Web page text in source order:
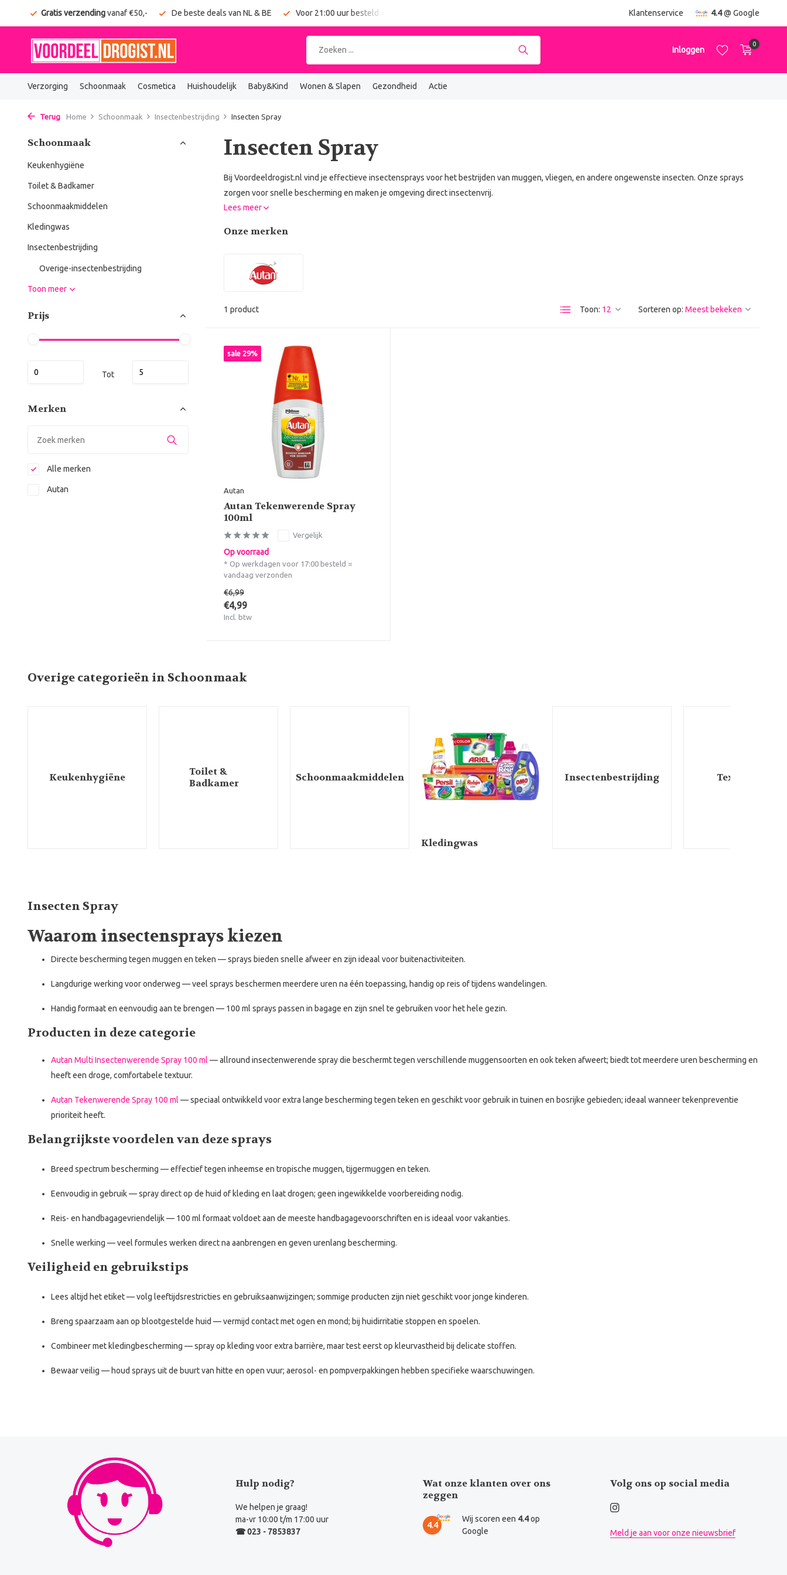
Gratis verzendingvanaf €50,- De beste deals van NL & BE Voor 21:00 uur besteld = vandaag verzonden Klantenservice 4.4@ Google
Inloggen
0
Verzorging Schoonmaak Cosmetica Huishoudelijk Baby&Kind Wonen & Slapen Gezondheid Actie
Terug Home Schoonmaak Insectenbestrijding Insecten Spray
Schoonmaak
Keukenhygiëne
Toilet & Badkamer
Schoonmaakmiddelen
Kledingwas
Insectenbestrijding
Overige-insectenbestrijding
Toon meer
Prijs
Tot
Merken
Alle merken
Autan
Insecten Spray
Bij Voordeeldrogist.nl vind je effectieve insectensprays voor het bestrijden van muggen, vliegen, en andere ongewenste insecten. Onze sprays
zorgen voor snelle bescherming en maken je omgeving direct insectenvrij.
Lees meer
Onze merken
1 product Toon: Sorteren op:
sale 29%
Autan
Autan Tekenwerende Spray
100ml
Vergelijk
Op voorraad
* Op werkdagen voor 17:00 besteld =
vandaag verzonden
€6,99
€4,99
Incl. btw
Overige categorieën in Schoonmaak
Keukenhygiëne
Toilet &
Badkamer
Schoonmaakmiddelen
Kledingwas
Insectenbestrijding Textielverf
Insecten Spray
Waarom insectensprays kiezen
Directe bescherming tegen muggen en teken — sprays bieden snelle afweer en zijn ideaal voor buitenactiviteiten.
Langdurige werking voor onderweg — veel sprays beschermen meerdere uren na één toepassing, handig op reis of tijdens wandelingen.
Handig formaat en eenvoudig aan te brengen — 100 ml sprays passen in bagage en zijn snel te gebruiken voor het hele gezin.
Producten in deze categorie
Autan Multi Insectenwerende Spray 100 ml — allround insectenwerende spray die beschermt tegen verschillende muggensoorten en ook teken afweert; biedt tot meerdere uren bescherming en
heeft een droge, comfortabele textuur.
Autan Tekenwerende Spray 100 ml — speciaal ontwikkeld voor extra lange bescherming tegen teken en geschikt voor gebruik in tuinen en bosrijke gebieden; ideaal wanneer tekenpreventie
prioriteit heeft.
Belangrijkste voordelen van deze sprays
Breed spectrum bescherming — effectief tegen inheemse en tropische muggen, tijgermuggen en teken.
Eenvoudig in gebruik— spray direct op de huid of kleding en laat drogen; geen ingewikkelde voorbereiding nodig.
Reis- en handbagagevriendelijk— 100 ml formaat voldoet aan de meeste handbagagevoorschriften en is ideaal voor vakanties.
Snelle werking — veel formules werken direct na aanbrengen en geven urenlang bescherming.
Veiligheid en gebruikstips
Lees altijd het etiket— volg leeftijdsrestricties en gebruiksaanwijzingen; sommige producten zijn niet geschikt voor jonge kinderen.
Breng spaarzaam aan op blootgestelde huid — vermijd contact met ogen en mond; bij huidirritatie stoppen en spoelen.
Combineer met kledingbescherming — spray op kleding voor extra barrière, maar test eerst op kleurvastheid bij delicate stoffen.
Bewaar veilig — houd sprays uit de buurt van hitte en open vuur; aerosol- en pompverpakkingen hebben specifieke waarschuwingen.
Hulp nodig?
We helpen je graag!
ma-vr 10:00 t/m 17:00 uur
☎ 023 - 7853837
Wat onze klanten over ons
zeggen
4.4
Wij scoren een 4.4op
Google
Volg ons op social media
Meld je aan voor onze nieuwsbrief